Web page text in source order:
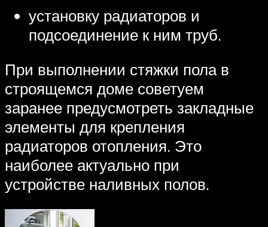
установку радиаторов и
подсоединение к ним труб.
При выполнении стяжки пола в
строящемся доме советуем
заранее предусмотреть закладные
элементы для крепления
радиаторов отопления. Это
наиболее актуально при
устройстве наливных полов.